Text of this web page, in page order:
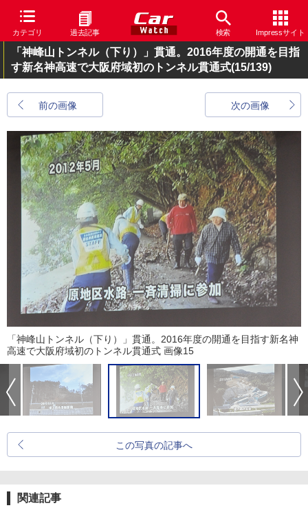
カテゴリ 過去記事 検索 Impressサイト
「神峰山トンネル（下り）」貫通。2016年度の開通を目指
す新名神高速で大阪府域初のトンネル貫通式(15/139)
前の画像 次の画像
「神峰山トンネル（下り）」貫通。2016年度の開通を目指す新名神
高速で大阪府域初のトンネル貫通式 画像15
この写真の記事へ
関連記事